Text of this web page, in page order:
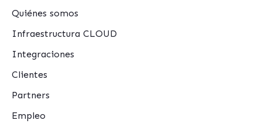
Quiénes somos
Infraestructura CLOUD
Integraciones
Clientes
Partners
Empleo